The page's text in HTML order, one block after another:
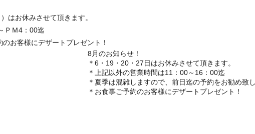
はお休みさせて頂きます。
ＰＭ4：00迄
お客様にデザートプレゼント！
8月のお知らせ！
＊6・19・20・27日はお休みさせて頂きます。
＊上記以外の営業時間は11：00～16：00迄
＊夏季は混雑しますので、前日迄の予約をお勧め致し
＊お食事ご予約のお客様にデザートプレゼント！